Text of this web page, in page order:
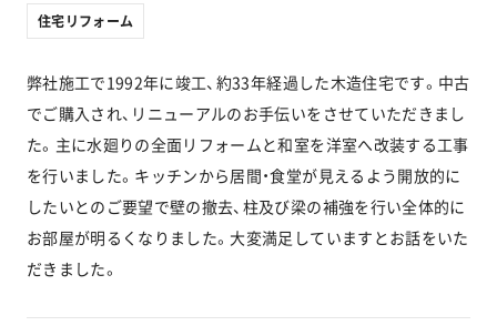
住宅リフォーム
弊社施工で1992年に竣工、約33年経過した木造住宅です。中古
でご購入され、リニューアルのお手伝いをさせていただきまし
た。主に水廻りの全面リフォームと和室を洋室へ改装する工事
を行いました。キッチンから居間・食堂が見えるよう開放的に
したいとのご要望で壁の撤去、柱及び梁の補強を行い全体的に
お部屋が明るくなりました。大変満足していますとお話をいた
だきました。
沿革
関連企業
新着情報
ブログ